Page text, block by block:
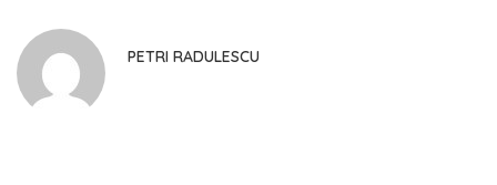
PETRI RADULESCU